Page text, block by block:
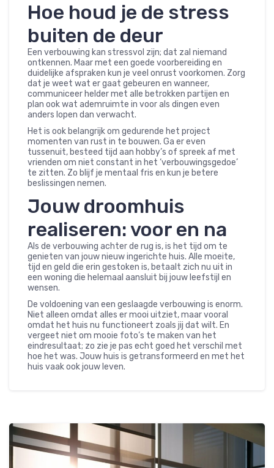
Hoe houd je de stress
buiten de deur
Een verbouwing kan stressvol zijn; dat zal niemand
ontkennen. Maar met een goede voorbereiding en
duidelijke afspraken kun je veel onrust voorkomen. Zorg
dat je weet wat er gaat gebeuren en wanneer,
communiceer helder met alle betrokken partijen en
plan ook wat ademruimte in voor als dingen even
anders lopen dan verwacht.
Het is ook belangrijk om gedurende het project
momenten van rust in te bouwen. Ga er even
tussenuit, besteed tijd aan hobby’s of spreek af met
vrienden om niet constant in het ‘verbouwingsgedoe’
te zitten. Zo blijf je mentaal fris en kun je betere
beslissingen nemen.
Jouw droomhuis
realiseren: voor en na
Als de verbouwing achter de rug is, is het tijd om te
genieten van jouw nieuw ingerichte huis. Alle moeite,
tijd en geld die erin gestoken is, betaalt zich nu uit in
een woning die helemaal aansluit bij jouw leefstijl en
wensen.
De voldoening van een geslaagde verbouwing is enorm.
Niet alleen omdat alles er mooi uitziet, maar vooral
omdat het huis nu functioneert zoals jij dat wilt. En
vergeet niet om mooie foto’s te maken van het
eindresultaat; zo zie je pas echt goed het verschil met
hoe het was. Jouw huis is getransformeerd en met het
huis vaak ook jouw leven.